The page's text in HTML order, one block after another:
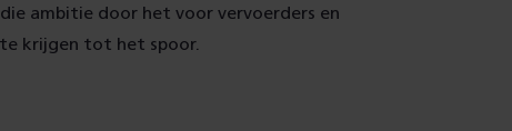
ambitie door het voor vervoerders en
krijgen tot het spoor.